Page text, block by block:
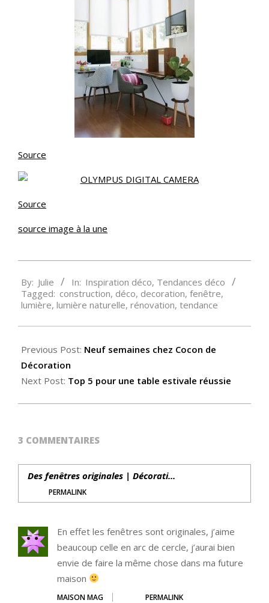
Source
Source
source image à la une
06-
18
By: Julie In: Inspiration déco, Tendances déco
Tagged: construction, déco, decoration, fenêtre,
lumière, lumière naturelle, rénovation, tendance
Previous Post: Neuf semaines chez Cocon de
Décoration
Next Post: Top 5 pour une table estivale réussie
3 COMMENTAIRES
Des fenêtres originales | Décorati...
PERMALINK
En effet les fenêtres sont originales, j’aime
beaucoup celle en arc de cercle, j’aurai bien
envie de faire la même chose dans ma future
maison
MAISON MAG PERMALINK